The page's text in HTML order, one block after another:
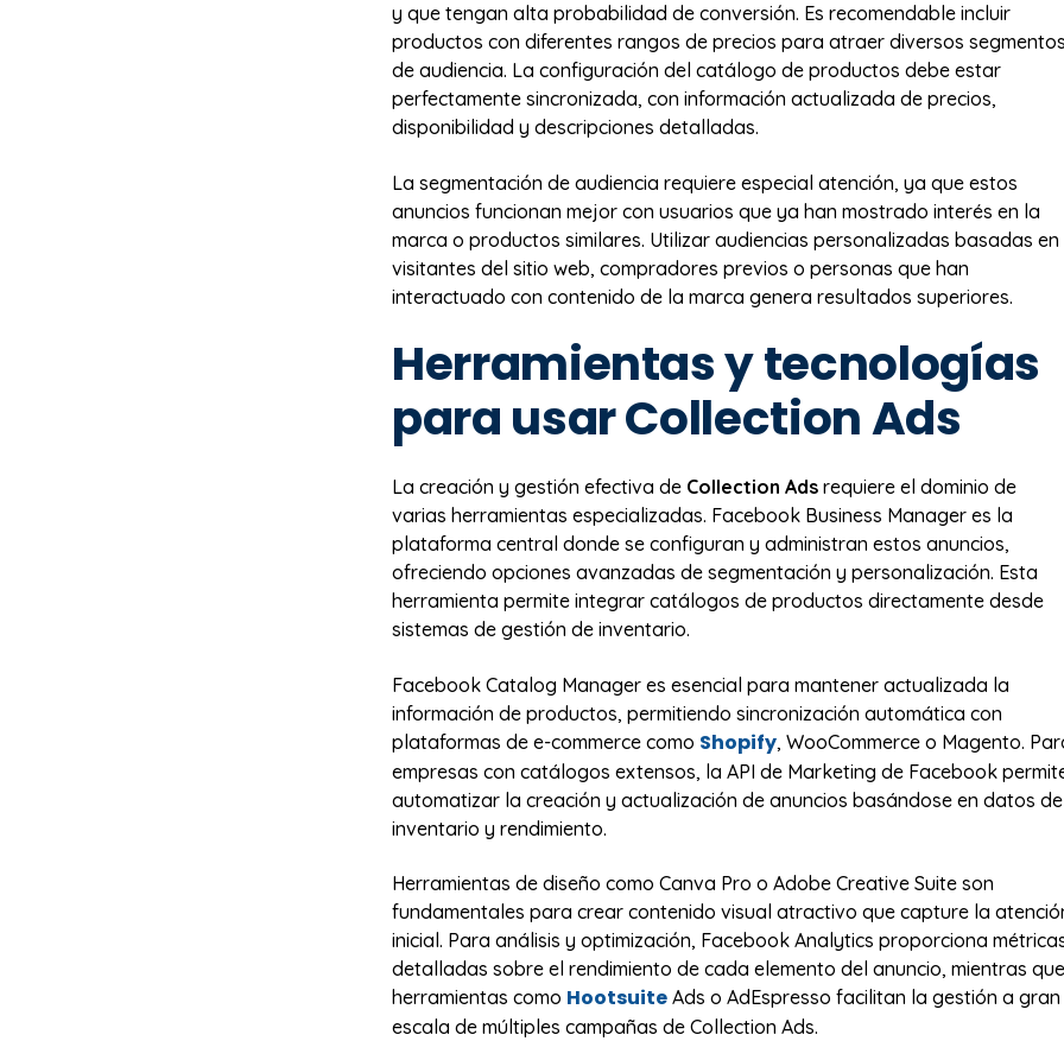
y que tengan alta probabilidad de conversión. Es recomendable incluir
productos con diferentes rangos de precios para atraer diversos
de audiencia. La configuración del catálogo de productos debe estar
perfectamente sincronizada, con información actualizada de precios,
disponibilidad y descripciones detalladas.
La segmentación de audiencia requiere especial atención, ya que estos
anuncios funcionan mejor con usuarios que ya han mostrado interés en la
marca o productos similares. Utilizar audiencias personalizadas basadas en
visitantes del sitio web, compradores previos o personas que han
interactuado con contenido de la marca genera resultados superiores.
Herramientas y tecnologías
para usar Collection Ads
La creación y gestión efectiva de Collection Ads requiere el dominio de
varias herramientas especializadas. Facebook Business Manager es la
plataforma central donde se configuran y administran estos anuncios,
ofreciendo opciones avanzadas de segmentación y personalización. Esta
herramienta permite integrar catálogos de productos directamente desde
sistemas de gestión de inventario.
Facebook Catalog Manager es esencial para mantener actualizada la
información de productos, permitiendo sincronización automática con
plataformas de e-commerce como Shopify, WooCommerce o Magento.
empresas con catálogos extensos, la API de Marketing de Facebook
automatizar la creación y actualización de anuncios basándose en datos de
inventario y rendimiento.
Herramientas de diseño como Canva Pro o Adobe Creative Suite son
fundamentales para crear contenido visual atractivo que capture la
inicial. Para análisis y optimización, Facebook Analytics proporciona
detalladas sobre el rendimiento de cada elemento del anuncio, mientras que
herramientas como Hootsuite Ads o AdEspresso facilitan la gestión a gran
escala de múltiples campañas de Collection Ads.